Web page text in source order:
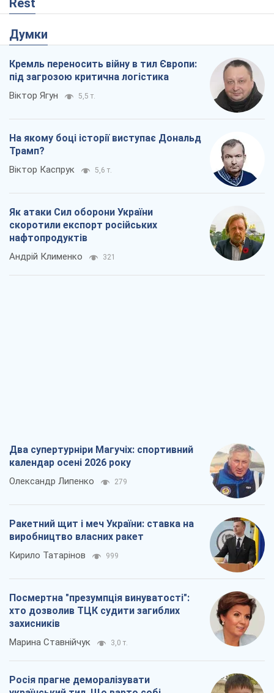
Rest
Думки
Кремль переносить війну в тил Європи:
під загрозою критична логістика
Віктор Ягун 5,5 т.
На якому боці історії виступає Дональд
Трамп?
Віктор Каспрук 5,6 т.
Як атаки Сил оборони України
скоротили експорт російських
нафтопродуктів
Андрій Клименко 321
Два супертурніри Магучіх: спортивний
календар осені 2026 року
Олександр Липенко 279
Ракетний щит і меч України: ставка на
виробництво власних ракет
Кирило Татарінов 999
Посмертна "презумпція винуватості":
хто дозволив ТЦК судити загиблих
захисників
Марина Ставнійчук 3,0 т.
Росія прагне деморалізувати